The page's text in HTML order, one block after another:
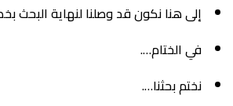
إلى هنا نكون قد وصلنا لنهاية البحث
في الختام….
نختم بحثنا….